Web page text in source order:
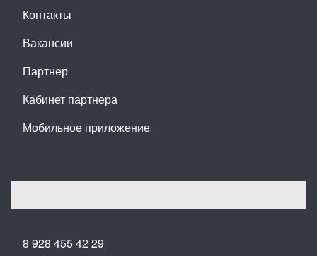
Контакты
Вакансии
Партнер
Кабинет партнера
Мобильное приложение
8 928 455 42 29